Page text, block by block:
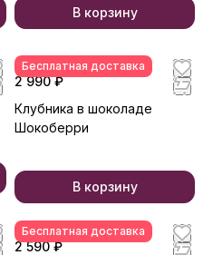
В корзину
Бесплатная доставка
2 990 ₽
Клубника в шоколаде
Шокоберри
В корзину
Бесплатная доставка
2 590 ₽